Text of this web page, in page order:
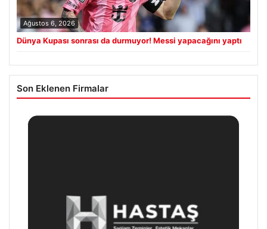
Ağustos 6, 2026
Dünya Kupası sonrası da durmuyor! Messi yapacağını yaptı
Son Eklenen Firmalar